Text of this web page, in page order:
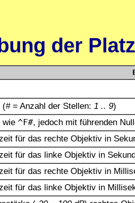
der
(#= Anzahl der Stellen: 1 .. 9)
wie ^F#, jedoch mit führenden
für das rechte Objektiv in
für das linke Objektiv in
für das rechte Objektiv in
für das linke Objektiv in